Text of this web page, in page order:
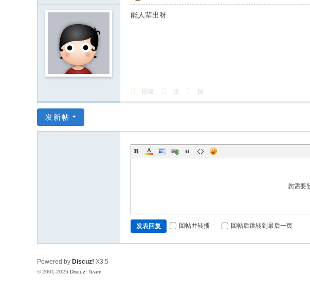
能人辈出呀
回复 顶 踩
发新帖
您需要
发表回复 回帖并转播 回帖后跳转到最后一页
Powered by Discuz! X3.5
© 2001-2026 Discuz! Team